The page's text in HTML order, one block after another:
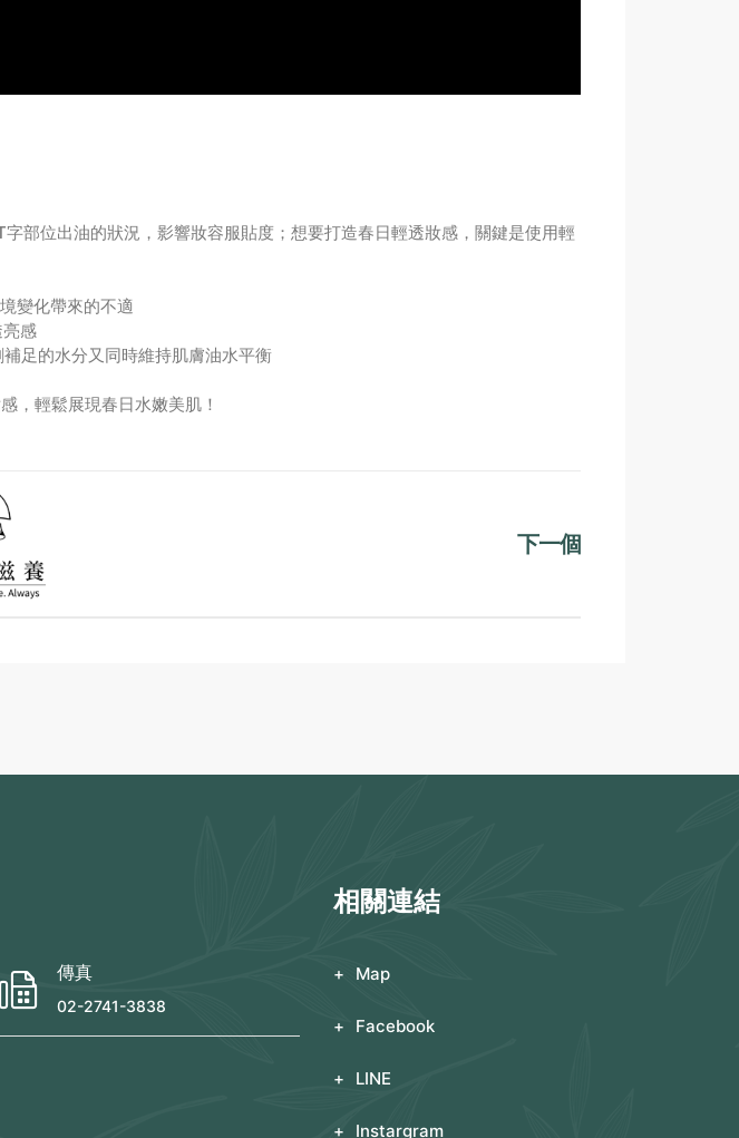
部位出油的狀況，影響妝容服貼度；想要打造春日輕透妝感，關鍵是使用輕
變化帶來的不適
感
足的水分又同時維持肌膚油水平衡
，輕鬆展現春日水嫩美肌！
下一個
傳真
02-2741-3838
相關連結
Map
Facebook
LINE
Instargram